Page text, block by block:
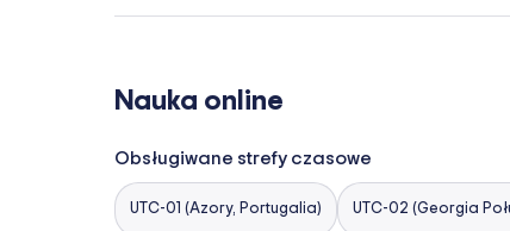
Nauka online
Obsługiwane strefy czasowe
UTC-01 (Azory, Portugalia) UTC-02 (Georgia